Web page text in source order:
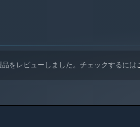
をレビューしました。チェックするには